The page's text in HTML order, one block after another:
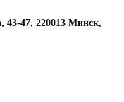
43-47, 220013 Минск,